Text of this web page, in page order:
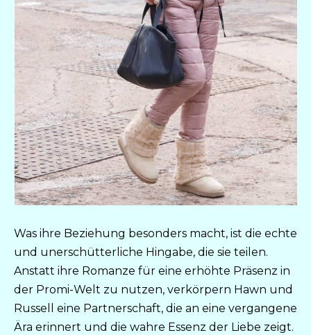
Was ihre Beziehung besonders macht, ist die echte
und unerschütterliche Hingabe, die sie teilen.
Anstatt ihre Romanze für eine erhöhte Präsenz in
der Promi-Welt zu nutzen, verkörpern Hawn und
Russell eine Partnerschaft, die an eine vergangene
Ära erinnert und die wahre Essenz der Liebe zeigt.